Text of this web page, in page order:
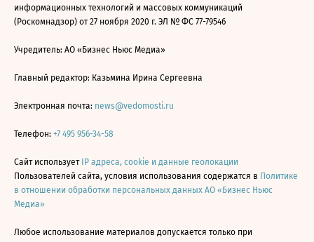
информационных технологий и массовых коммуникаций
(Роскомнадзор) от 27 ноября 2020 г. ЭЛ № ФС 77-79546
Учредитель: АО «Бизнес Ньюс Медиа»
Главный редактор: Казьмина Ирина Сергеевна
Электронная почта: news@vedomosti.ru
Телефон: +7 495 956-34-58
Сайт использует IP адреса, cookie и данные геолокации
Пользователей сайта, условия использования содержатся в Политике
в отношении обработки персональных данных АО «Бизнес Ньюс
Медиа»
Любое использование материалов допускается только при